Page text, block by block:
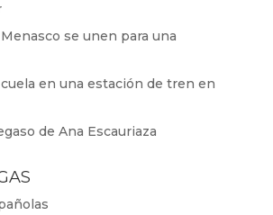
se unen para una
en una estación de tren en
de Ana Escauriaza